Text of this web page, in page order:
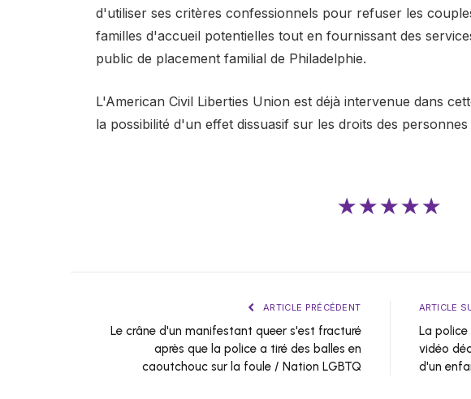
d'utiliser ses critères confessionnels pour refuser les
familles d'accueil potentielles tout en fournissant des
public de placement familial de Philadelphie.
L'American Civil Liberties Union est déjà intervenue dans
la possibilité d'un effet dissuasif sur les droits des personnes
★★★★★
ARTICLE PRÉCÉDENT
Le crâne d'un manifestant queer s'est fracturé
après que la police a tiré des balles en
caoutchouc sur la foule / Nation LGBTQ
ARTICLE
La police
vidéo
d'un